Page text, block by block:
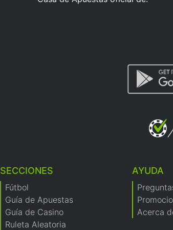
SECCIONES
Fútbol
Guía de Apuestas
Guía de Casino
Ruleta Aleatoria
AYUDA
Acerca